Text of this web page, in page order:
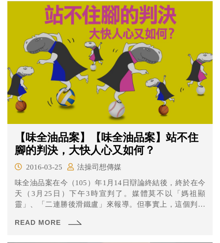
【味全油品案】【味全油品案】站不住
腳的判決，大快人心又如何？
2016-03-25
法操司想傳媒
味全油品案在今（105）年1月14日辯論終結後，終於在今
天（3月25日）下午3時宣判了。媒體莫不以「媽祖顯
靈」、「二連勝後滑鐵盧」來報導。但事實上，這個判決
財、《食品安全衛生管理法》第49條第1項等罪判決頂新製
READ MORE